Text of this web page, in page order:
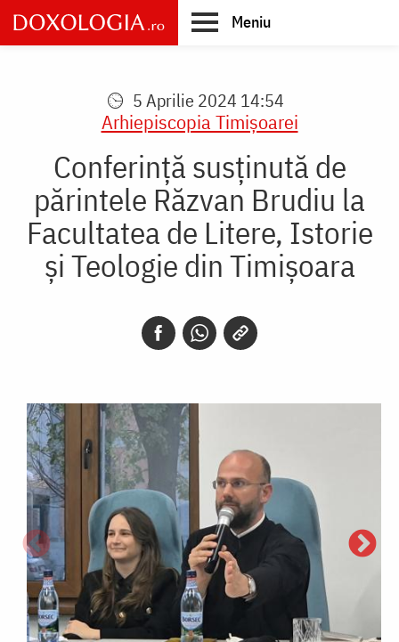
Skip
to
main
Meniu
5 Aprilie 2024 14:54
Arhiepiscopia Timişoarei
Conferință susținută de
părintele Răzvan Brudiu la
Facultatea de Litere, Istorie
și Teologie din Timișoara